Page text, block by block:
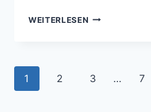
WEITERLESEN JUGENDPOOL
Seitennavigation
1 2 3 … 7